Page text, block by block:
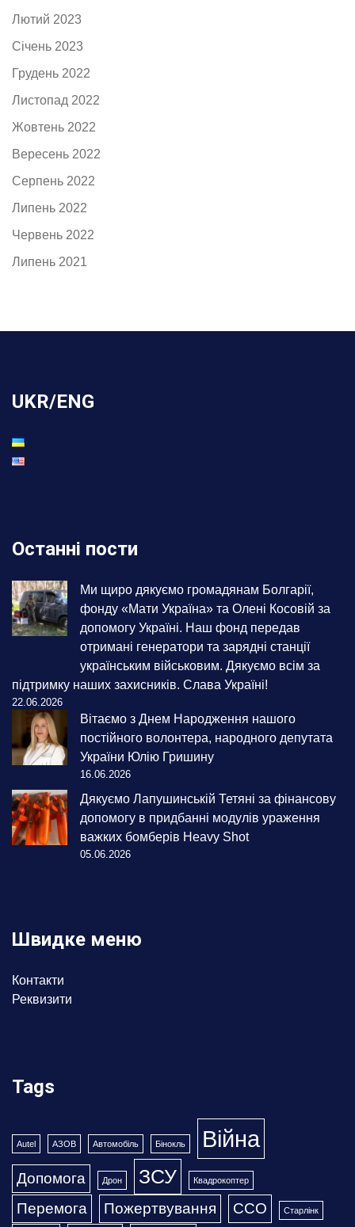
Лютий 2023
Січень 2023
Грудень 2022
Листопад 2022
Жовтень 2022
Вересень 2022
Серпень 2022
Липень 2022
Червень 2022
Липень 2021
UKR/ENG
Останні пости
Ми щиро дякуємо громадянам Болгарії,
фонду «Мати Україна» та Олені Косовій за
допомогу Україні. Наш фонд передав
отримані генератори та зарядні станції
українським військовим. Дякуємо всім за
підтримку наших захисників. Слава Україні!
22.06.2026
Вітаємо з Днем Народження нашого
постійного волонтера, народного депутата
України Юлію Гришину
16.06.2026
Дякуємо Лапушинській Тетяні за фінансову
допомогу в придбанні модулів ураження
важких бомберів Heavy Shot
05.06.2026
Швидке меню
Контакти
Реквизити
Tags
Autel АЗОВ Автомобіль Бінокль Війна
Допомога Дрон ЗСУ Квадрокоптер
Перемога Пожертвування ССО Старлінк